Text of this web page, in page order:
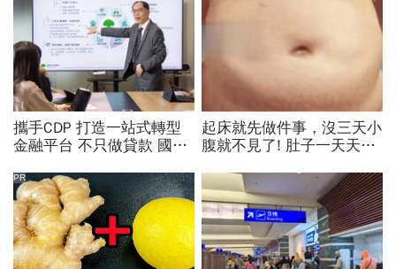
攜手CDP 打造一站式轉型
金融平台 不只做貸款 國泰
起床就先做件事，沒三天小
腹就不見了! 肚子一天天變
PR